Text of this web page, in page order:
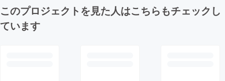
このプロジェクトを見た人はこちらもチェックし
ています